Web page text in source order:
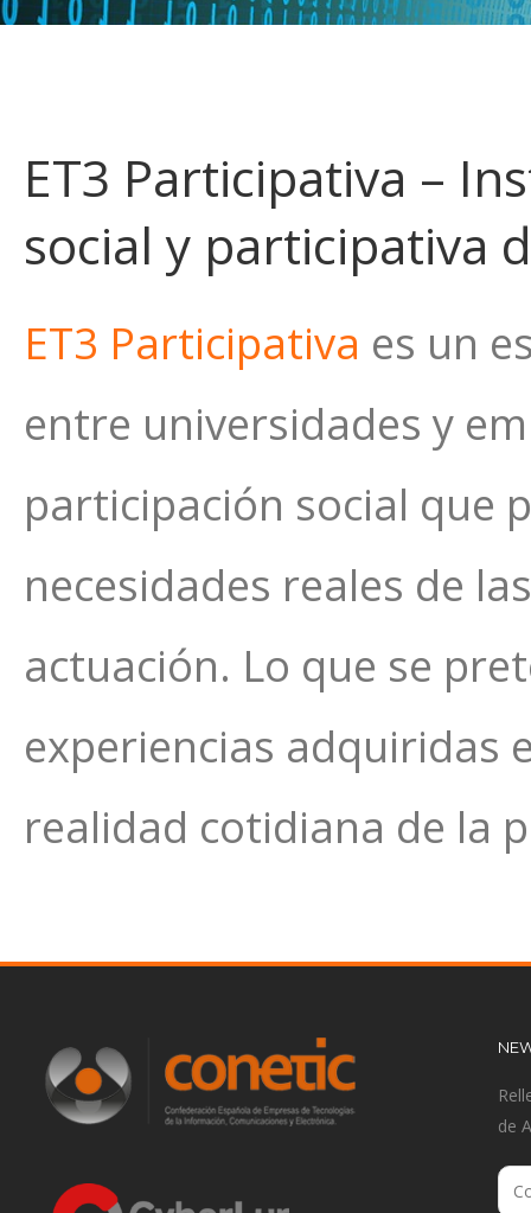
ET3 Participativa –
social y participativa
ET3 Participativa es un
entre universidades y
participación social que
necesidades reales de
actuación. Lo que se
experiencias adquiridas
realidad cotidiana de la
de